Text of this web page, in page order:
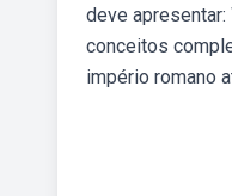
deve
conceitos
império romano